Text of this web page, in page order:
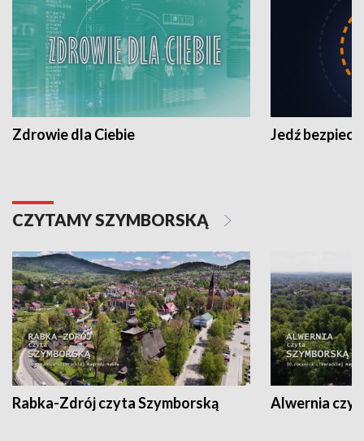
Zdrowie dla Ciebie Jedź
CZYTAMY SZYMBORSKĄ
Rabka-Zdrój czyta Szymborską Alwernia